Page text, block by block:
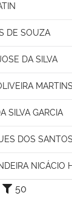
DE SOUZA
DA SILVA
MARTINS
SILVA GARCIA
DOS SANTOS
NICÁCIO
50